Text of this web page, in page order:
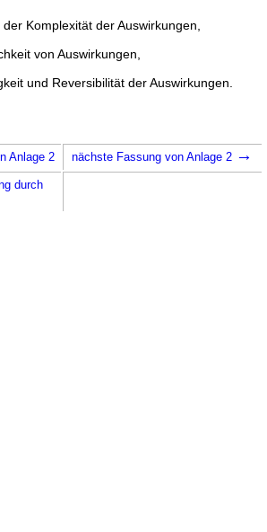
Komplexität der Auswirkungen,
von Auswirkungen,
und Reversibilität der Auswirkungen.
Anlage 2 nächste Fassung von Anlage 2 →
durch